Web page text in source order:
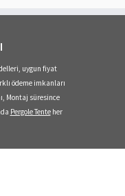
uygun fiyat
ödeme imkanları
Montaj süresince
Pergole Tenteher